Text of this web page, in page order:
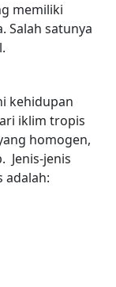
memiliki
Salah satunya
kehidupan
iklim tropis
homogen,
Jenis-jenis
adalah: